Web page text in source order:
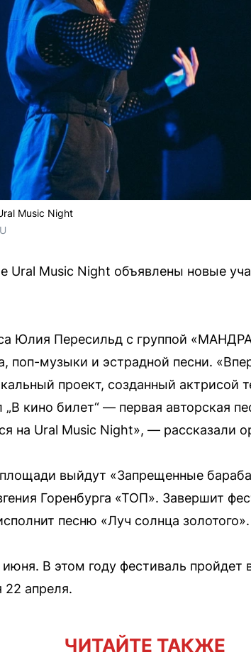
Music Night
Ural Music Night объявлены новые
Юлия Пересильд с группой
поп-музыки и эстрадной песни.
проект, созданный актрисой
кино билет“ — первая авторская
на Ural Music Night», — рассказали
выйдут «Запрещенные
Горенбурга «ТОП». Завершит
песню «Луч солнца золотого».
В этом году фестиваль пройдет
22 апреля.
ЧИТАЙТЕ ТАКЖЕ